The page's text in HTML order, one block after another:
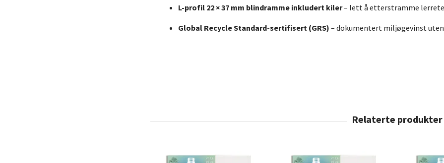
L-profil 22 × 37 mm blindramme inkludert kiler– lett å etterstramme
Global Recycle Standard-sertifisert (GRS) – dokumentert miljøgevinst